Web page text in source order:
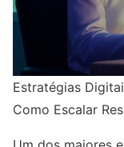
Estratégias
Como Escalar